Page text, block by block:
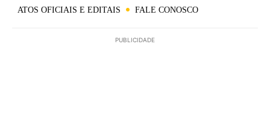
ATOS OFICIAIS E EDITAIS
FALE CONOSCO
PUBLICIDADE